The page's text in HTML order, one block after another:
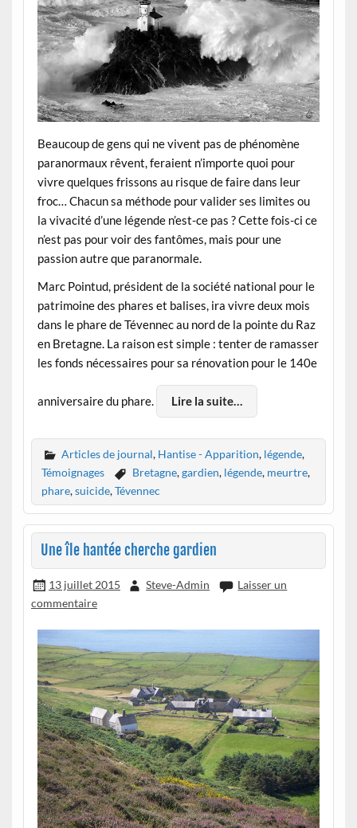
Beaucoup de gens qui ne vivent pas de phénomène
paranormaux rêvent, feraient n’importe quoi pour
vivre quelques frissons au risque de faire dans leur
froc… Chacun sa méthode pour valider ses limites ou
la vivacité d’une légende n’est-ce pas ? Cette fois-ci ce
n’est pas pour voir des fantômes, mais pour une
passion autre que paranormale.
Marc Pointud, président de la société national pour le
patrimoine des phares et balises, ira vivre deux mois
dans le phare de Tévennec au nord de la pointe du Raz
en Bretagne. La raison est simple : tenter de ramasser
les fonds nécessaires pour sa rénovation pour le 140e
anniversaire du phare. Lire la suite…
Articles de journal, Hantise - Apparition, légende,
Témoignages
Bretagne,gardien, légende, meurtre,
phare,suicide,Tévennec
Une île hantée cherche gardien
13 juillet 2015 Steve-Admin
Laisser un
commentaire